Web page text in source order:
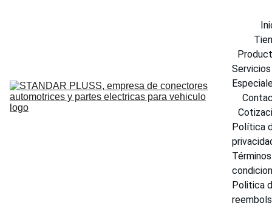
Servicios
Política
Politica